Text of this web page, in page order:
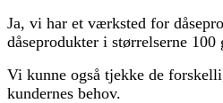
Ja, vi har et værksted for
dåseprodukter i størrelserne
Vi kunne også tjekke de
kundernes behov.